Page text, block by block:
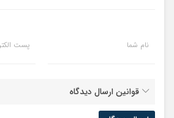
نام شما پست
قوانین ارسال دیدگاه